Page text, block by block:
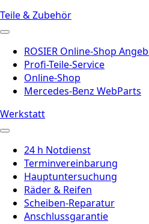
Teile & Zubehör
ROSIER Online-Shop
Profi-Teile-Service
Online-Shop
Mercedes-Benz WebParts
Werkstatt
24 h Notdienst
Terminvereinbarung
Hauptuntersuchung
Räder & Reifen
Scheiben-Reparatur
Anschlussgarantie